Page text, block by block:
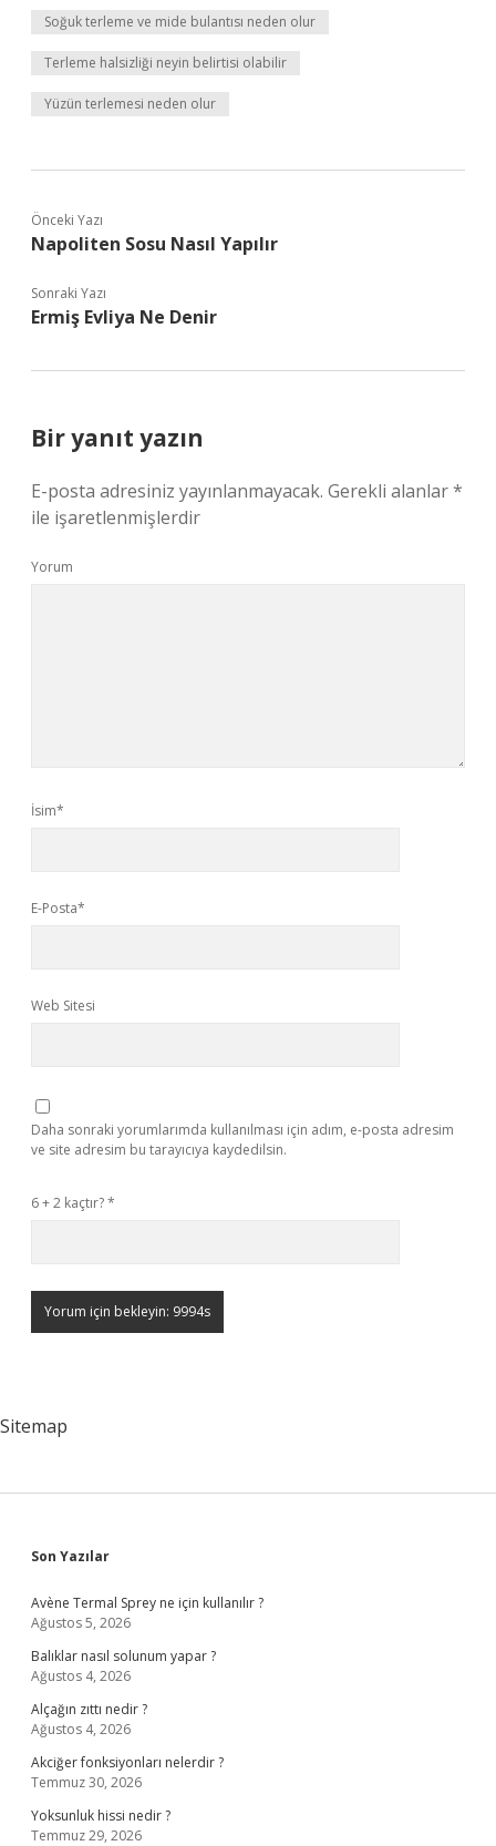
Soğuk terleme ve mide bulantısı neden olur
Terleme halsizliği neyin belirtisi olabilir
Yüzün terlemesi neden olur
Önceki Yazı
Napoliten Sosu Nasıl Yapılır
Sonraki Yazı
Ermiş Evliya Ne Denir
Bir yanıt yazın
E-posta adresiniz yayınlanmayacak. Gerekli alanlar*
ile işaretlenmişlerdir
Yorum
İsim*
E-Posta*
Web Sitesi
Daha sonraki yorumlarımda kullanılması için adım, e-posta adresim
ve site adresim bu tarayıcıya kaydedilsin.
6 + 2 kaçtır?*
Sitemap
Sidebar
Son Yazılar
Avène Termal Sprey ne için kullanılır ?
Ağustos 5, 2026
Balıklar nasıl solunum yapar ?
Ağustos 4, 2026
Alçağın zıttı nedir ?
Ağustos 4, 2026
Akciğer fonksiyonları nelerdir ?
Temmuz 30, 2026
Yoksunluk hissi nedir ?
Temmuz 29, 2026